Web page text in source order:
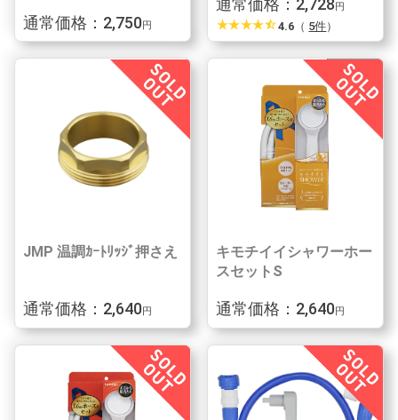
通常価格：2,750円
円
star_ratestar_ratestar_ratestar_ratestar_half 4.6 （ 5件）
JMP 温調ｶｰﾄﾘｯｼﾞ押さえ
通常価格：2,640円
キモチイイシャワーホー
スセットS
通常価格：2,640円